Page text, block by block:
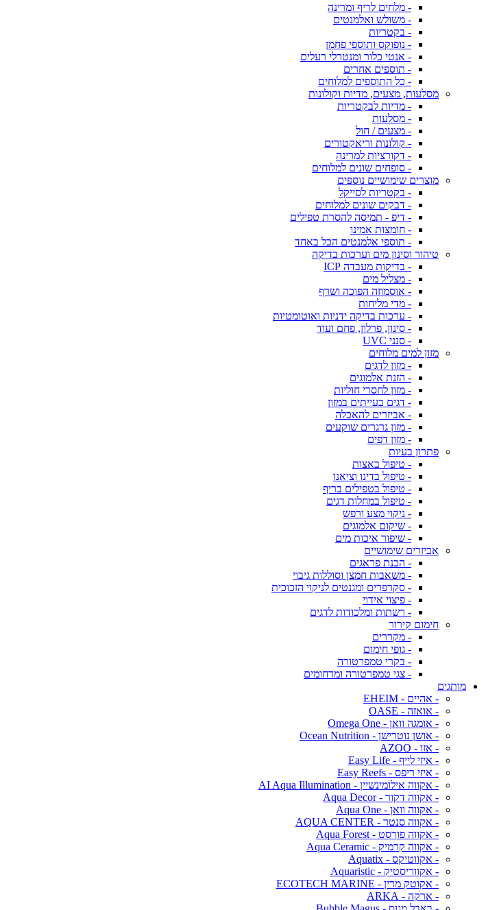
- מלחים לריף ומרינה
- משולש ואלמנטים
- בקטריות
- נופוקס ותוספי פחמן
- אנטי כלור ומנטרלי רעלים
- תוספים אחרים
- כל התוספים למלוחים
מסלעות, מצעים, מדיות וקולונות
- מדיות לבקטריות
- מסלעות
- מצעים / חול
- קולונות וריאקטורים
- דקורציות למרינה
- סופחים שונים למלוחים
מוצרים שימושיים נוספים
- בקטריות לסייקל
- דבקים שונים למלוחים
- דיפ - תמיסה להסרת טפילים
- חומצות אמינו
- תוספי אלמנטים הכל באחד
טיהור וסינון מים וערכות בדיקה
- בדיקות מעבדה ICP
- מצליל מים
- אוסמוזה הפוכה ושרף
- מדי מליחות
- ערכות בדיקה ידניות ואוטומטיות
- סינון, פרלון, פחם ועוד
- סנני UVC
מזון למים מלוחים
- מזון לדגים
- הזנת אלמוגים
- מזון לחסרי חוליות
- דגים בעייתים במזון
- אביזרים להאכלה
- מזון גרגרים שוקעים
- מזון דפים
פתרון בעיות
- טיפול באצות
- טיפול בדינו וציאנו
- טיפול בטפילים בריף
- טיפול במחלות דגים
- ניקוי מצע ורפש
- שיקום אלמוגים
- שיפור איכות מים
אביזרים שימושיים
- הכנת פראגים
- משאבות חמצן וסוללות גיבוי
- סקרפרים ומגנטים לניקוי הזכוכית
- פיצוי אידוי
- רשתות ומלכודות לדגים
חימום קירור
- מקררים
- גופי חימום
- בקרי טמפרטורה
- צגי טמפרטורה ומדחומים
מותגים
- אהיים - EHEIM
- אואזה - OASE
- אומגה וואן - Omega One
- אושן נוטרישן - Ocean Nutrition
- אזו - AZOO
- איזי לייף - Easy Life
- איזי ריפס - Easy Reefs
- אקווה אילומינשיין - AI Aqua Illumination
- אקווה דקור - Aqua Decor
- אקווה וואן - Aqua One
- אקווה סנטר - AQUA CENTER
- אקווה פורסט - Aqua Forest
- אקווה קרמיק - Aqua Ceramic
- אקווטיקס - Aquatix
- אקווריסטיק - Aquaristic
- אקוטק מרין - ECOTECH MARINE
- ארקה - ARKA